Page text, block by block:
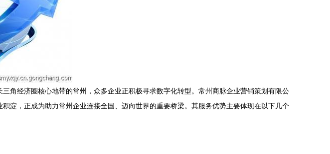
角经济圈核心地带的常州，众多企业正积极寻求数字化转型。常州商脉企业营销策划有限公
淀，正成为助力常州企业连接全国、迈向世界的重要桥梁。其服务优势主要体现在以下几个